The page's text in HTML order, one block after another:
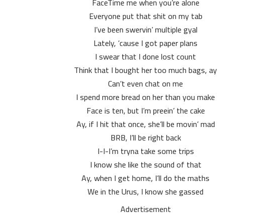
Everyone put that shit on my tab
I’ve been swervin’ multiple gyal
Lately, ’cause I got paper plans
I swear that I done lost count
Think that I bought her too much bags, ay
Can’t even chat on me
I spend more bread on her than you make
Face is ten, but I’m preein’ the cake
Ay, if I hit that once, she’ll be movin’ mad
BRB, I’ll be right back
I-I-I’m tryna take some trips
I know she like the sound of that
Ay, when I get home, I’ll do the maths
We in the Urus, I know she gassed
Advertisement